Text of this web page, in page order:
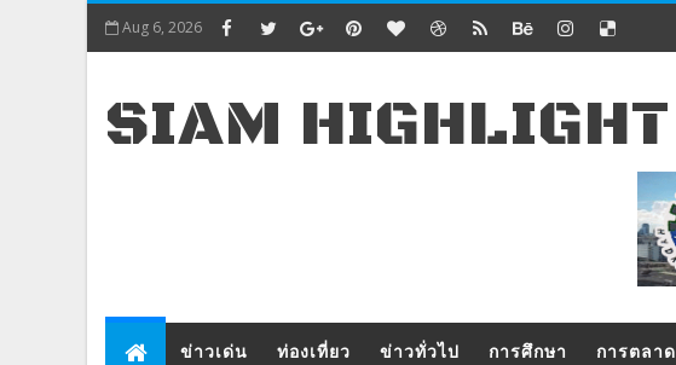
Aug 6, 2026
SIAM HIGHLIGHT
ข่าวเด่น ท่องเที่ยว ข่าวทั่วไป การศึกษา การตลาด